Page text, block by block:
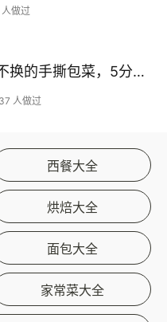
做过
❗拿肉都不换的手撕包菜，5分钟快手家常菜🔥
人做过
西餐大全
烘焙大全
面包大全
家常菜大全